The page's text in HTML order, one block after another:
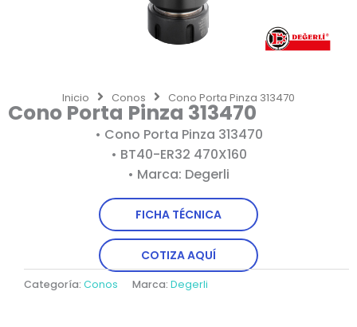
Inicio Conos Cono Porta Pinza 313470
Cono Porta Pinza 313470
• Cono Porta Pinza 313470
• BT40-ER32 470X160
• Marca: Degerli
FICHA TÉCNICA
COTIZA AQUÍ
Categoría: Conos Marca: Degerli